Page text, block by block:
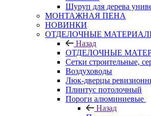
Шуруп для дерева
МОНТАЖНАЯ ПЕНА
НОВИНКИ
ОТДЕЛОЧНЫЕ
Назад
ОТДЕЛОЧНЫЕ
Сетки строительные,
Воздуховоды
Люк-дверцы
Плинтус потолочный
Пороги алюминиевые
Назад